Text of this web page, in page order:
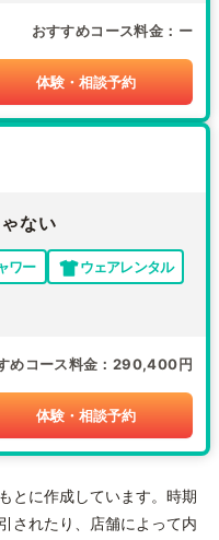
おすすめコース料金 ー
体験・相談予約
ない
ワー
ウェアレンタル
めコース料金 290,400円
体験・相談予約
とに作成しています。時期
されたり、店舗によって内